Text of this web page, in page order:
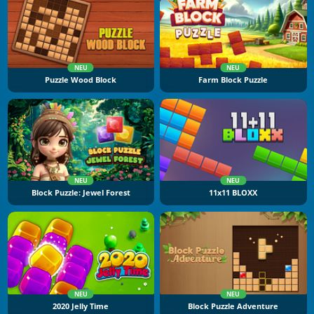
NEU
Puzzle Wood Block
NEU
Farm Block Puzzle
NEU
Block Puzzle: Jewel Forest
NEU
11x11 BLOXX
NEU
2020 Jelly Time
NEU
Block Puzzle Adventure